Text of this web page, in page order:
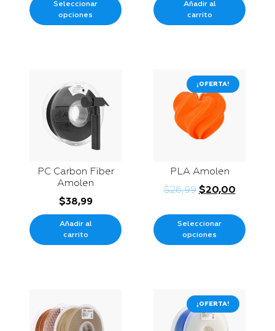
Seleccionar
opciones
Añadir al
carrito
PC Carbon Fiber
Amolen
$38,99
Añadir al
carrito
¡OFERTA!
PLA Amolen
$26,99 $20,00
Seleccionar
opciones
¡OFERTA!